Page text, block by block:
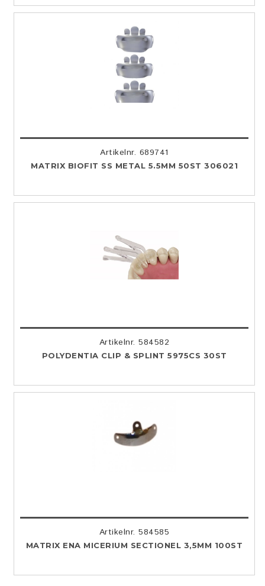
Artikelnr. 689741
MATRIX BIOFIT SS METAL 5.5MM 50ST 306021
Artikelnr. 584582
POLYDENTIA CLIP & SPLINT 5975CS 30ST
Artikelnr. 584585
MATRIX ENA MICERIUM SECTIONEL 3,5MM 100ST